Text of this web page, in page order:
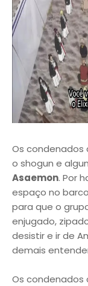
Os condenados
o shogun e
Asaemon. Por
espaço no
para que o
enjugado,
desistir e ir de
demais
Os